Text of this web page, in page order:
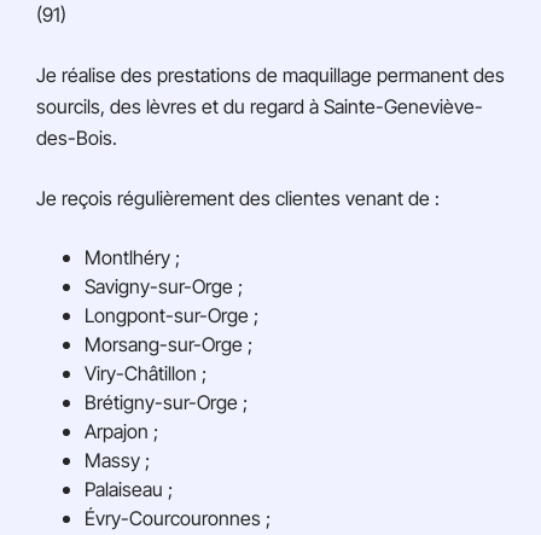
(91)
Je réalise des prestations de maquillage permanent des
sourcils, des lèvres et du regard à Sainte-Geneviève-
des-Bois.
Je reçois régulièrement des clientes venant de :
Montlhéry ;
Savigny-sur-Orge ;
Longpont-sur-Orge ;
Morsang-sur-Orge ;
Viry-Châtillon ;
Brétigny-sur-Orge ;
Arpajon ;
Massy ;
Palaiseau ;
Évry-Courcouronnes ;